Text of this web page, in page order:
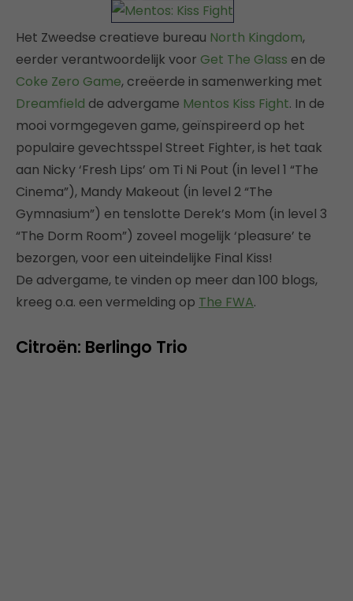
Het Zweedse creatieve bureau North Kingdom,
eerder verantwoordelijk voor Get The Glass en de
Coke Zero Game, creëerde in samenwerking met
Dreamfield de advergame Mentos Kiss Fight. In de
mooi vormgegeven game, geïnspireerd op het
populaire gevechtsspel Street Fighter, is het taak
aan Nicky ‘Fresh Lips’ om Ti Ni Pout (in level 1 “The
Cinema”), Mandy Makeout (in level 2 “The
Gymnasium”) en tenslotte Derek’s Mom (in level 3
“The Dorm Room”) zoveel mogelijk ‘pleasure’ te
bezorgen, voor een uiteindelijke Final Kiss!
De advergame, te vinden op meer dan 100 blogs,
kreeg o.a. een vermelding op The FWA.
Citroën: Berlingo Trio